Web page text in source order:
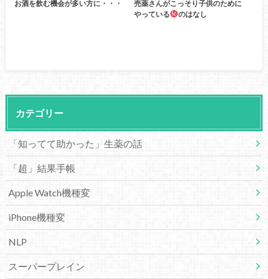
お酒を飲む機会が多い方に・・・
売薬さんがこっそり子供のために
やっている
のはなし
カテゴリー
「知ってて助かった」生薬の話
「超」結果手帳
Apple Watch機種変
iPhone機種変
NLP
スーパープレイン